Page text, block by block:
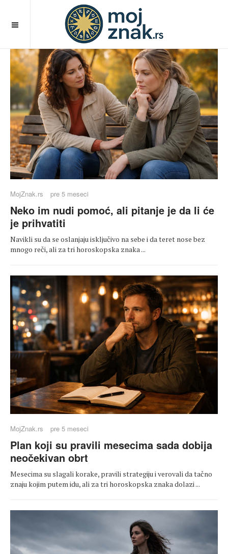
MojZnak.rs pre 5 meseci
Neko im nudi pomoć, ali pitanje je da li će
je prihvatiti
Navikli su da se oslanjaju isključivo na sebe i da teret nose bez
mnogo reči, ali za tri horoskopska znaka ...
MojZnak.rs pre 5 meseci
Plan koji su pravili mesecima sada dobija
neočekivan obrt
Mesecima su slagali korake, pravili strategiju i verovali da tačno
znaju kojim putem idu, ali za tri horoskopska znaka dolazi ...